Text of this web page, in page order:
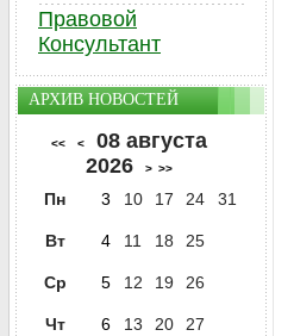
Правовой
Консультант
АРХИВ НОВОСТЕЙ
<< <
08 августа
2026
> >>
Пн 3 10 17 24 31
Вт 4 11 18 25
Ср 5 12 19 26
Чт 6 13 20 27